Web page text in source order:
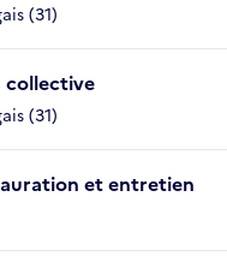
(31)
(31)
et entretien